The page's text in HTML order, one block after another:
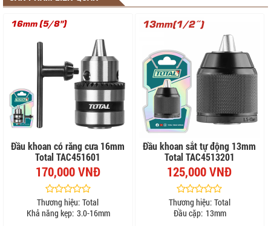
Đầu khoan có răng cưa 16mm
Total TAC451601
170,000 VNĐ
Thương hiệu: Total
Khả năng kẹp: 3.0-16mm
Đầu khoan sắt tự động 13mm
Total TAC4513201
125,000 VNĐ
Thương hiệu: Total
Đầu cặp: 13mm